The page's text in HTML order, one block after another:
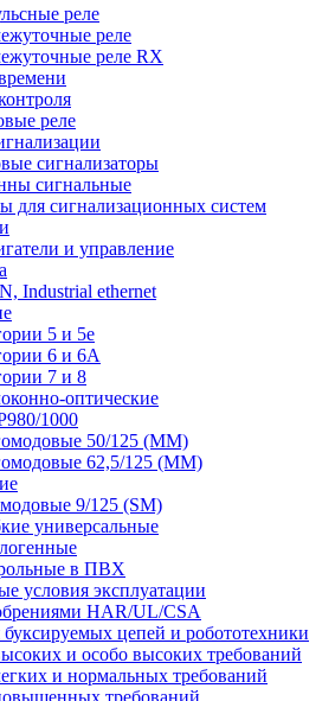
реле
реле
реле RX
реле
сигнализаторы
сигнальные
для сигнализационных систем
и управление
Industrial ethernet
5 и 5е
6 и 6A
7 и 8
оптические
1000
50/125 (ММ)
62,5/125 (ММ)
9/125 (SM)
универсальные
в ПВХ
условия эксплуатации
HAR/UL/CSA
цепей и робототехники
и особо высоких требований
и нормальных требований
требований